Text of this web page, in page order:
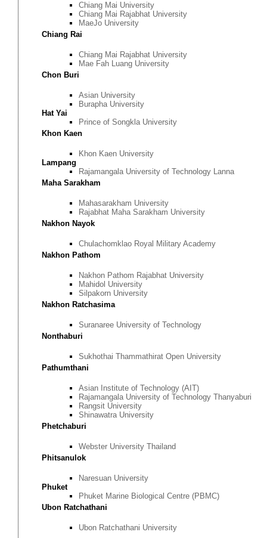
Chiang Mai University
Chiang Mai Rajabhat University
MaeJo University
Chiang Rai
Chiang Mai Rajabhat University
Mae Fah Luang University
Chon Buri
Asian University
Burapha University
Hat Yai
Prince of Songkla University
Khon Kaen
Khon Kaen University
Lampang
Rajamangala University of Technology Lanna
Maha Sarakham
Mahasarakham University
Rajabhat Maha Sarakham University
Nakhon Nayok
Chulachomklao Royal Military Academy
Nakhon Pathom
Nakhon Pathom Rajabhat University
Mahidol University
Silpakorn University
Nakhon Ratchasima
Suranaree University of Technology
Nonthaburi
Sukhothai Thammathirat Open University
Pathumthani
Asian Institute of Technology (AIT)
Rajamangala University of Technology Thanyaburi
Rangsit University
Shinawatra University
Phetchaburi
Webster University Thailand
Phitsanulok
Naresuan University
Phuket
Phuket Marine Biological Centre (PBMC)
Ubon Ratchathani
Ubon Ratchathani University